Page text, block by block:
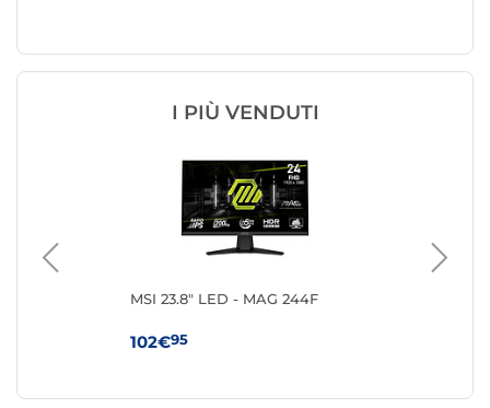
I PIÙ VENDUTI
MSI 23.8" LED - MAG 244F
102€95